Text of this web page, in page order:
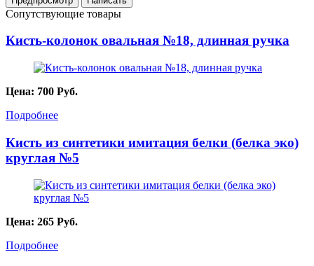
Сопутствующие товары
Кисть-колонок овальная №18, длинная ручка
Цена: 700 Руб.
Подробнее
Кисть из синтетики имитация белки (белка эко)
круглая №5
Цена: 265 Руб.
Подробнее